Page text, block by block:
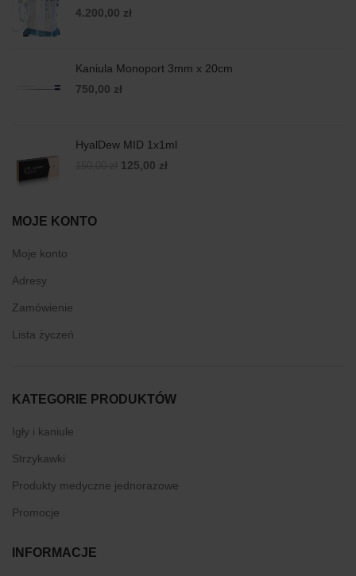
4.200,00 zł
Kaniula Monoport 3mm x 20cm
750,00 zł
HyalDew MID 1x1ml
Original
125,00 zł
MOJE KONTO
Moje konto
Adresy
Zamówienie
Lista życzeń
KATEGORIE PRODUKTÓW
Igły i kaniule
Strzykawki
Produkty medyczne jednorazowe
Promocje
INFORMACJE